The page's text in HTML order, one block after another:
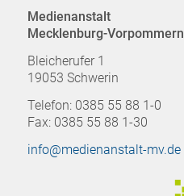
Medienanstalt
Mecklenburg-Vorpommern
Bleicherufer 1
19053 Schwerin
Telefon: 0385 55 88 1-0
Fax: 0385 55 88 1-30
info@medienanstalt-mv.de